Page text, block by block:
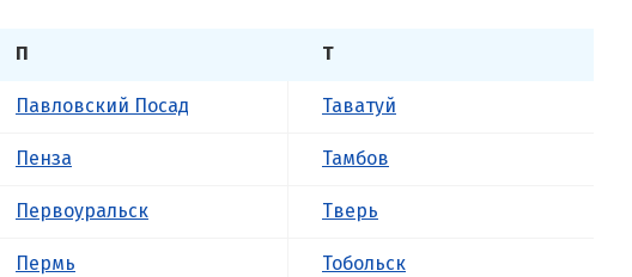
П
Павловский Посад
Пенза
Первоуральск
Пермь
Т
Таватуй
Тамбов
Тверь
Тобольск